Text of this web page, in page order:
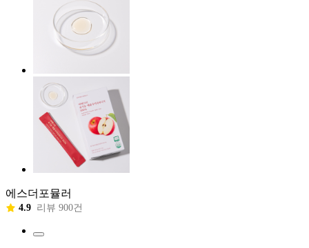
에스더포뮬러
4.9 리뷰 900건